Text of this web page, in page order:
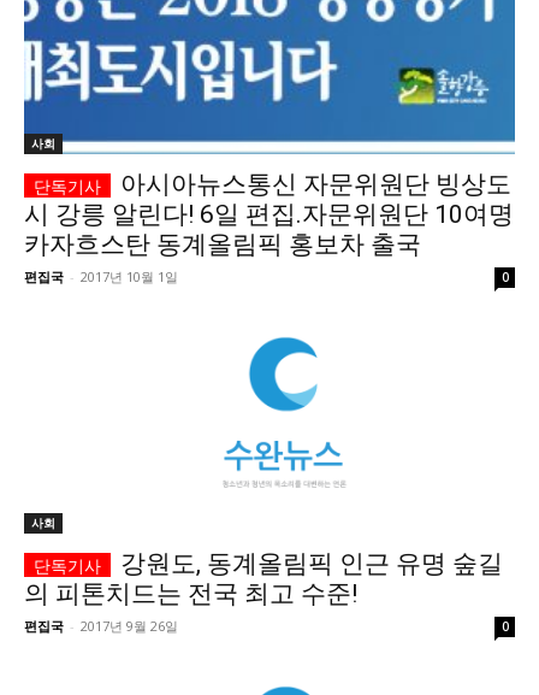
사회
아시아뉴스통신 자문위원단 빙상도
시 강릉 알린다! 6일 편집.자문위원단 10여명
카자흐스탄 동계올림픽 홍보차 출국
편집국 - 2017년 10월 1일 0
사회
강원도, 동계올림픽 인근 유명 숲길
의 피톤치드는 전국 최고 수준!
편집국 - 2017년 9월 26일 0